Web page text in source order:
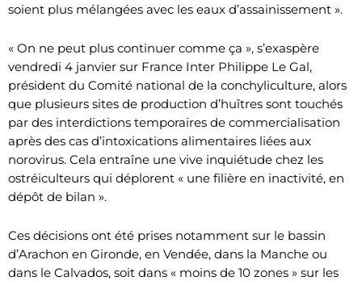
soient plus mélangées avec les eaux d’assainissement ».
« On ne peut plus continuer comme ça », s’exaspère
vendredi 4 janvier sur France Inter Philippe Le Gal,
président du Comité national de la conchyliculture, alors
que plusieurs sites de production d’huîtres sont touchés
par des interdictions temporaires de commercialisation
après des cas d’intoxications alimentaires liées aux
norovirus. Cela entraîne une vive inquiétude chez les
ostréiculteurs qui déplorent « une filière en inactivité, en
dépôt de bilan ».
Ces décisions ont été prises notamment sur le bassin
d’Arachon en Gironde, en Vendée, dans la Manche ou
dans le Calvados, soit dans « moins de 10 zones » sur les